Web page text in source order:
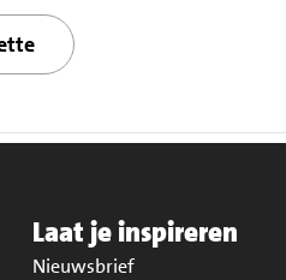
Laat je inspireren
Nieuwsbrief